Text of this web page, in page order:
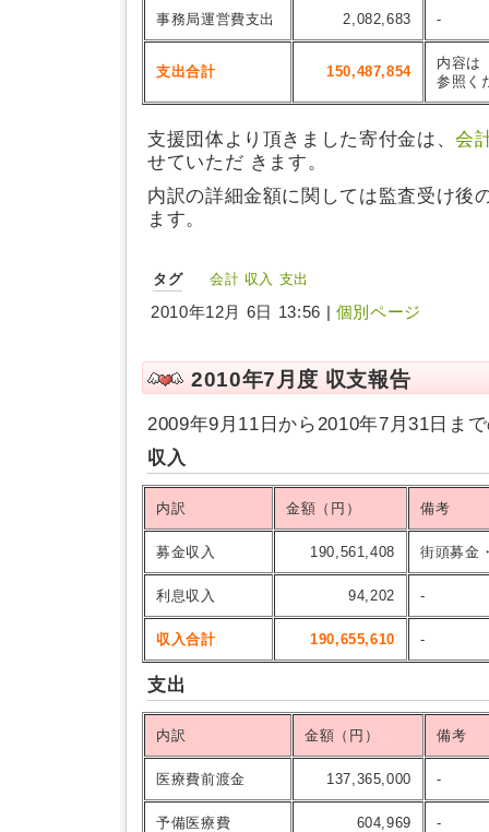
事務局運営費支出 2,082,683 -
支出合計 150,487,854
内容は
参照く
支援団体より頂きました寄付金は、会
せていただ きます。
内訳の詳細金額に関しては監査受け後
ます。
タグ 会計 収入 支出
2010年12月 6日 13:56 | 個別ページ
2010年7月度 収支報告
2009年9月11日から2010年7月31日ま
収入
内訳 金額（円） 備考
募金収入 190,561,408 街頭募金
利息収入 94,202 -
収入合計 190,655,610 -
支出
内訳 金額（円） 備考
医療費前渡金 137,365,000 -
予備医療費 604,969 -